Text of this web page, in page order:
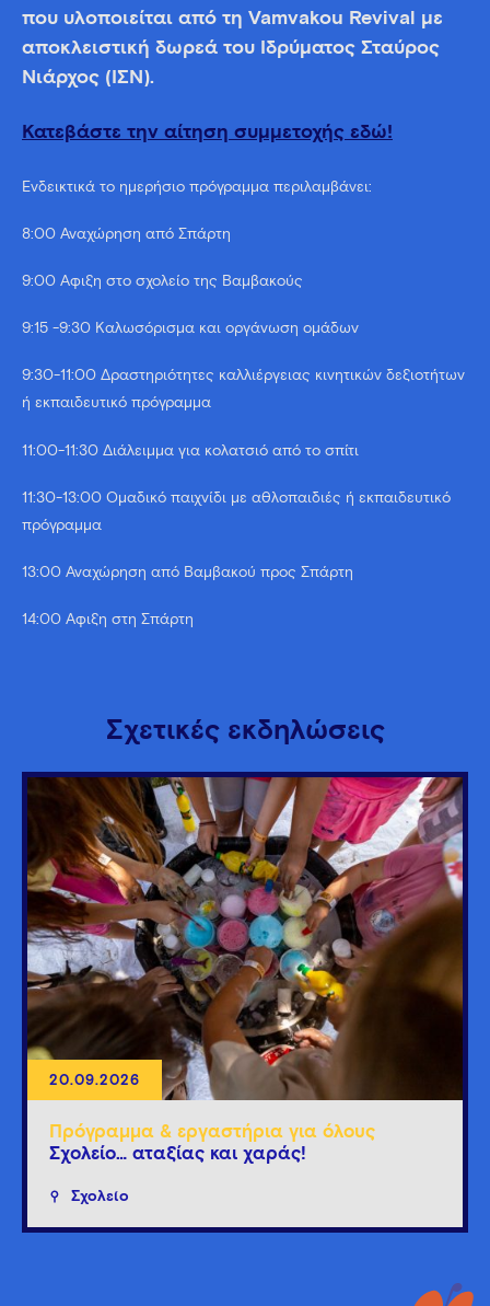
που υλοποιείται από τη Vamvakou Revival με
αποκλειστική δωρεά του Ιδρύματος Σταύρος
Νιάρχος (ΙΣΝ).
Κατεβάστε την αίτηση συμμετοχής εδώ!
Ενδεικτικά το ημερήσιο πρόγραμμα περιλαμβάνει:
8:00 Αναχώρηση από Σπάρτη
9:00 Άφιξη στο σχολείο της Βαμβακούς
9:15 -9:30 Καλωσόρισμα και οργάνωση ομάδων
9:30-11:00 Δραστηριότητες καλλιέργειας κινητικών δεξιοτήτων
ή εκπαιδευτικό πρόγραμμα
11:00-11:30 Διάλειμμα για κολατσιό από το σπίτι
11:30-13:00 Ομαδικό παιχνίδι με αθλοπαιδιές ή εκπαιδευτικό
πρόγραμμα
13:00 Αναχώρηση από Βαμβακού προς Σπάρτη
14:00 Άφιξη στη Σπάρτη
Σχετικές εκδηλώσεις
20.09.2026
Πρόγραμμα & εργαστήρια για όλους
Σχολείο… αταξίας και χαράς!
Σχολείο